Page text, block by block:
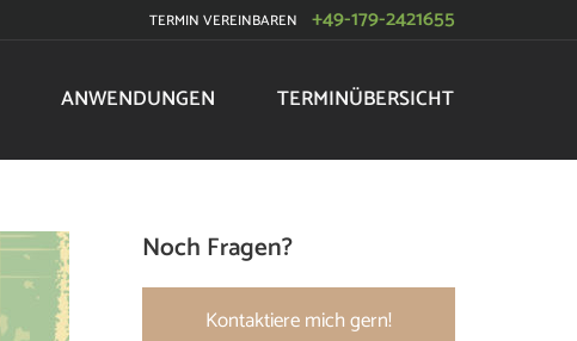
TERMIN VEREINBAREN +49-179-2421655
ANWENDUNGEN TERMINÜBERSICHT
Noch Fragen?
Kontaktiere mich gern!